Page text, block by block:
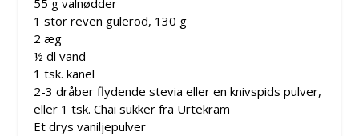
55 g valnødder
1 stor reven gulerod, 130 g
2 æg
½ dl vand
1 tsk. kanel
2-3 dråber flydende stevia eller en knivspids pulver,
eller 1 tsk. Chai sukker fra Urtekram
Et drys vaniljepulver